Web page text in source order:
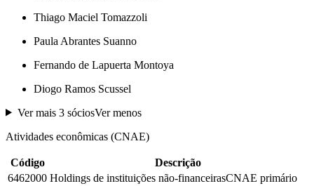
Thiago Maciel Tomazzoli
Paula Abrantes Suanno
Fernando de Lapuerta Montoya
Diogo Ramos Scussel
Ver mais 3sóciosVer menos
Atividades econômicas (CNAE)
Código
Descrição
6462000 Holdings de instituições não-financeirasCNAE primário